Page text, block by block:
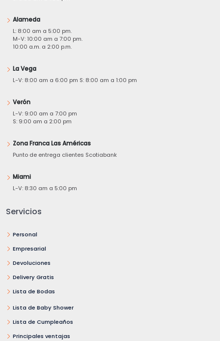
Alameda
L: 8:00 am a 5:00 pm.
M-V: 10:00 am a 7:00 pm.
10:00 a.m. a 2:00 p.m.
La Vega
L-V: 8:00 am a 6:00 pm S: 8:00 am a 1:00 pm
Verón
L-V: 9:00 am a 7:00 pm
S: 9:00 am a 2:00 pm
Zona Franca Las Américas
Punto de entrega clientes Scotiabank
Miami
L-V: 8:30 am a 5:00 pm
Servicios
Personal
Empresarial
Devoluciones
Delivery Gratis
Lista de Bodas
Lista de Baby Shower
Lista de Cumpleaños
Principales ventajas